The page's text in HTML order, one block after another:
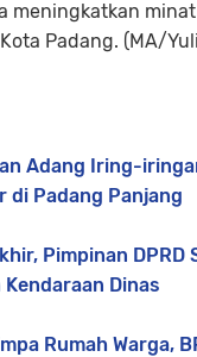
meningkatkan
Padang. (MA/
Adang Iring-
di Padang Panjang
Pimpinan DPRD
Dinas
Rumah Warga,